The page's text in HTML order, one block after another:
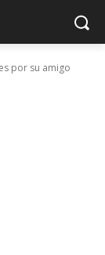
por su amigo